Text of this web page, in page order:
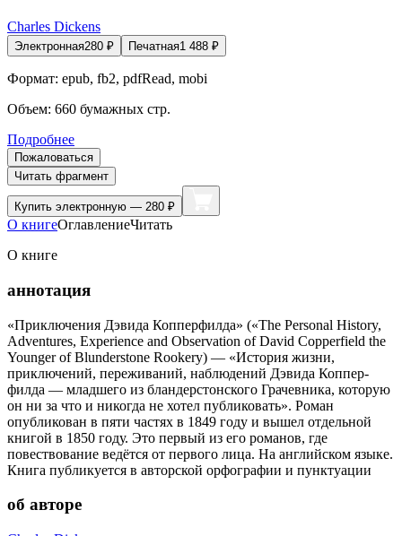
Charles Dickens
Электронная280 ₽ Печатная1 488 ₽
Формат: epub, fb2, pdfRead, mobi
Объем: 660 бумажных стр.
Подробнее
Пожаловаться
Читать фрагмент
Купить электронную — 280 ₽
О книгеОглавлениеЧитать
О книге
аннотация
«Приключения Дэвида Копперфилда» («The Personal History,
Adventures, Experience and Observation of David Copperfield the
Younger of Blunderstone Rookery) — «История жизни,
приключений, переживаний, наблюдений Дэвида Коппер­
филда — младшего из бландерстонского Грачевника, которую
он ни за что и никогда не хотел публиковать». Роман
опубликован в пяти частях в 1849 году и вышел отдельной
книгой в 1850 году. Это первый из его романов, где
повествование ведётся от первого лица. На английском языке.
Книга публикуется в авторской орфографии и пунктуации
об авторе